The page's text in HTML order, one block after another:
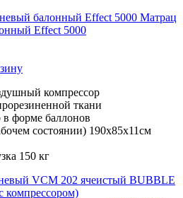
Матрац
Effect 5000
компрессор
ткани
форме баллонов
состоянии) 190х85х11см
150 кг